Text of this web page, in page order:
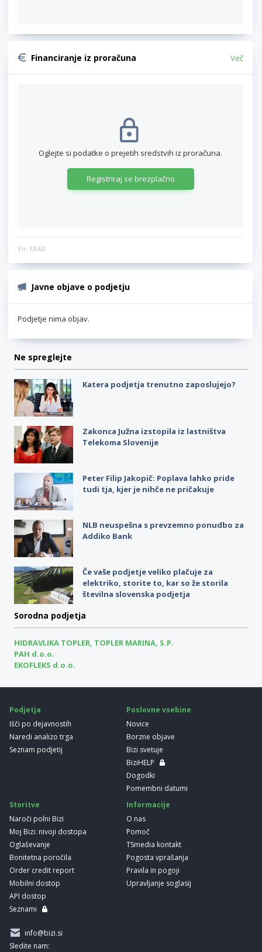
Financiranje iz proračuna Več
Oglejte si podatke o prejetih sredstvih iz proračuna.
Registriraj se brezplačno
Vir: ERAR
Javne objave o podjetju
Podjetje nima objav.
Ne spreglejte
Katera podjetja trenutno zaposlujejo?
Zakonca Južna izstopila iz lastništva
Telekoma Slovenije
Peter Filip Jakopič: Poplava lahko pride
tudi tja, kjer je nihče ne pričakuje
NLB neuspešna s prevzemno ponudbo za
Addiko Bank
Če vaše podjetje veliko plačuje za
elektriko, storite to, kar so že storila
številna slovenska podjetja
Sorodna podjetja
HIDRAVLIKA TOPLER, TOPLER MARINA, S.P.
PAH d.o.o.
EKOFLEKS d.o.o.
Podjetja
Išči po dejavnostih
Naredi analizo trga
Seznam podjetij
Poslovne vsebine
Novice
Borzne objave
Bizi svetuje
BiziHELP
Dogodki
Pomembni datumi
Storitve
Naroči polni Bizi
Moj Bizi: nivoji dostopa
Oglaševanje
Bonitetna poročila
Order credit report
Mobilni dostop
API dostop
Seznami
Informacije
O nas
Pomoč
TSmedia kontakt
Pogosta vprašanja
Pravila in pogoji
Upravljanje soglasij
info@bizi.si
Sledite nam: